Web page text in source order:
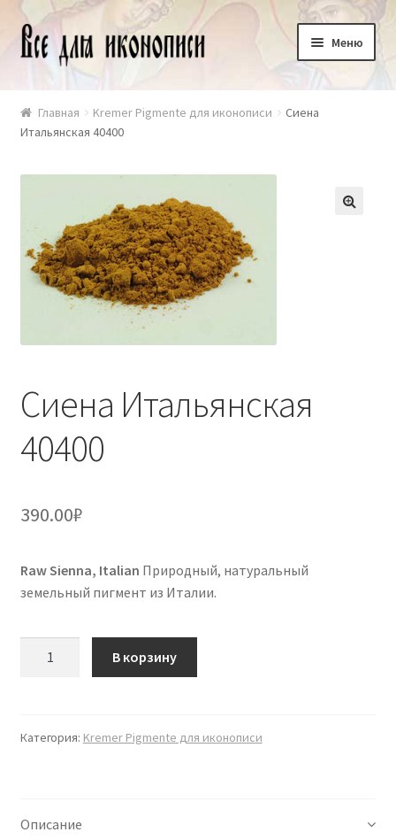
Перейти
к
навигации
Перейти
к
содержимому
Меню
+7 916 481 92 12
Оплата и доставка
Контакты
Главная Kremer Pigmente для иконописи
Сиена
Итальянская 40400
Сиена Итальянская
40400
390.00₽
Raw Sienna, Italian Природный, натуральный
земельный пигмент из Италии.
40400
В корзину
Категория: Kremer Pigmente для иконописи
Описание